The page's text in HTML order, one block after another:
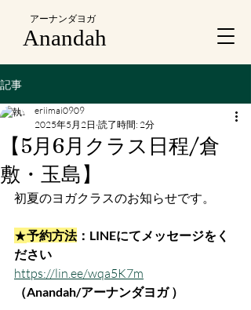
Anandah
アーナンダヨガ
記事
【5月6月クラス日程/倉
敷・玉島】
eriimai0909
2025年5月2日 読了時間: 2分
初夏のヨガクラスのお知らせです。
★予約方法：LINEにてメッセージをく
ださい
https://lin.ee/wqa5K7m
（Anandah/アーナンダヨガ ）